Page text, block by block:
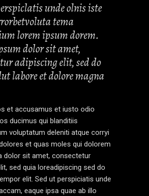
unde olnis iste
tema
lorem ipsum dorem.
dolor sit amet,
adipiscing elit, sed do
labore et dolore magna
et accusamus et iusto odio
ducimus qui blanditiis
voluptatum deleniti atque corryi
et quas moles qui dolorem
dolor sit amet, consectetur
sed quia loreadipiscing sed do
elit. Sed ut perspiciatis unde
eaque ipsa quae ab illo